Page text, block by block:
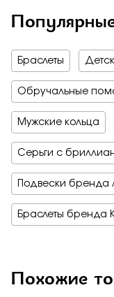
Браслеты
Обручальные
Мужские кольца
Серьги с
Подвески бренда
Браслеты бренда
Похожие